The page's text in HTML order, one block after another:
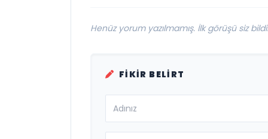
Henüz yorum yazılmamış. İlk görüşü siz
FIKIR BELIRT